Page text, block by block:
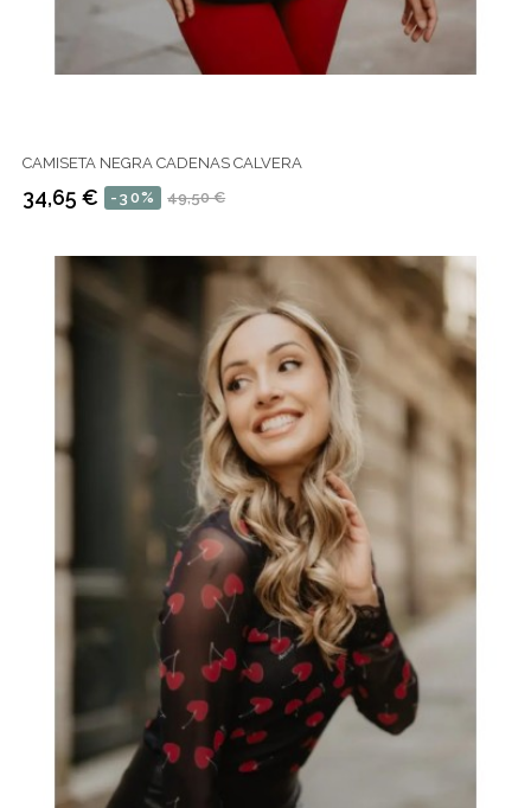
CAMISETA NEGRA CADENAS CALVERA
Precio
49,50 €
-30%
Precio
34,65 €